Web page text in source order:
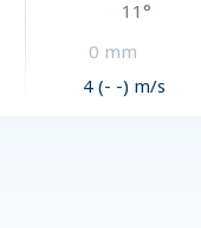
11°
0 mm
4 (- -) m/s